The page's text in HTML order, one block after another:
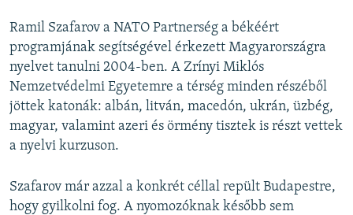
Ramil Szafarov a NATO Partnerség a békéért
programjának segítségével érkezett Magyarországra
nyelvet tanulni 2004-ben. A Zrínyi Miklós
Nemzetvédelmi Egyetemre a térség minden részéből
jöttek katonák: albán, litván, macedón, ukrán, üzbég,
magyar, valamint azeri és örmény tisztek is részt vettek
a nyelvi kurzuson.
Szafarov már azzal a konkrét céllal repült Budapestre,
hogy gyilkolni fog. A nyomozóknak később sem